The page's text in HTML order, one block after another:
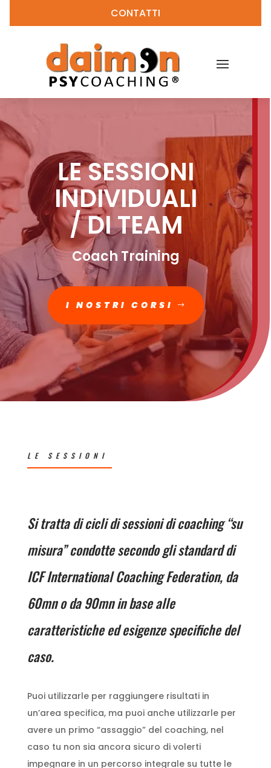
CONTATTI
LE SESSIONI
INDIVIDUALI
/ DI TEAM
Coach Training
I NOSTRI CORSI
LE SESSIONI
Si tratta di cicli di sessioni di coaching “su
misura” condotte secondo gli standard di
ICFInternational Coaching Federation,da
60mn o da 90mn in base alle
caratteristiche ed esigenze specifiche del
caso.
Puoi utilizzarle per raggiungere risultati in
un’area specifica, ma puoi anche utilizzarle per
avere un primo “assaggio” del coaching, nel
caso tu non sia ancora sicuro di volerti
impegnare in un percorso integrale su tutte le